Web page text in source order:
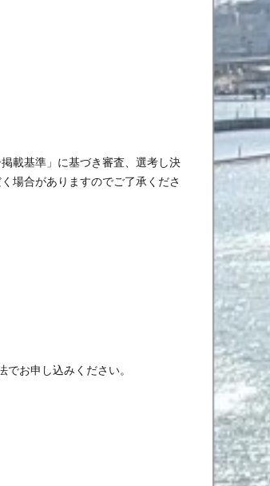
載基準」に基づき審査、選考し決
場合がありますのでご了承くださ
お申し込みください。